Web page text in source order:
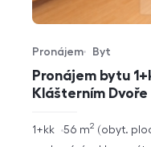
Pronájem bytu
Klášterním Dvoře
Typ nabídky
Pronájem
Typ nemovitosti
Byt
rozměry
dispozice
1+kk obyt.
56 m2